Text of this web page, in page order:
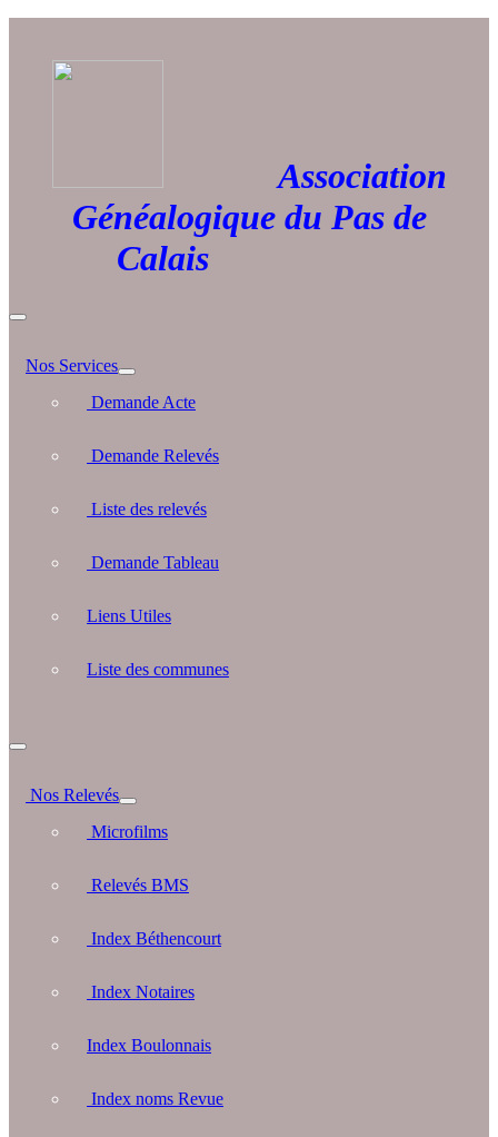
Association
Généalogique du Pas de
Calais
Nos Services
Demande Acte
Demande Relevés
Liste des relevés
Demande Tableau
Liens Utiles
Liste des communes
Nos Relevés
Microfilms
Relevés BMS
Index Béthencourt
Index Notaires
Index Boulonnais
Index noms Revue